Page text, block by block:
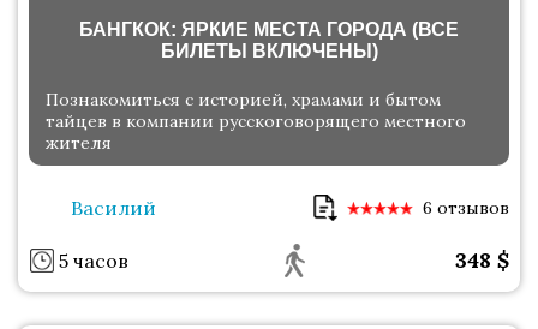
БАНГКОК: ЯРКИЕ МЕСТА ГОРОДА (ВСЕ
БИЛЕТЫ ВКЛЮЧЕНЫ)
Познакомиться с историей, храмами и бытом
тайцев в компании русскоговорящего местного
жителя
Василий 6 отзывов
5 часов 348 $